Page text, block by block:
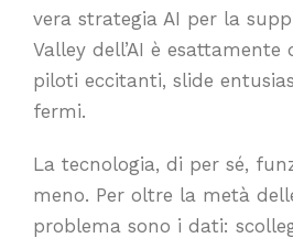
vera strategia AI per la
Valley dell’AI è
piloti eccitanti, slide
fermi.
La tecnologia, di per sé,
meno. Per oltre la metà
problema sono i dati: